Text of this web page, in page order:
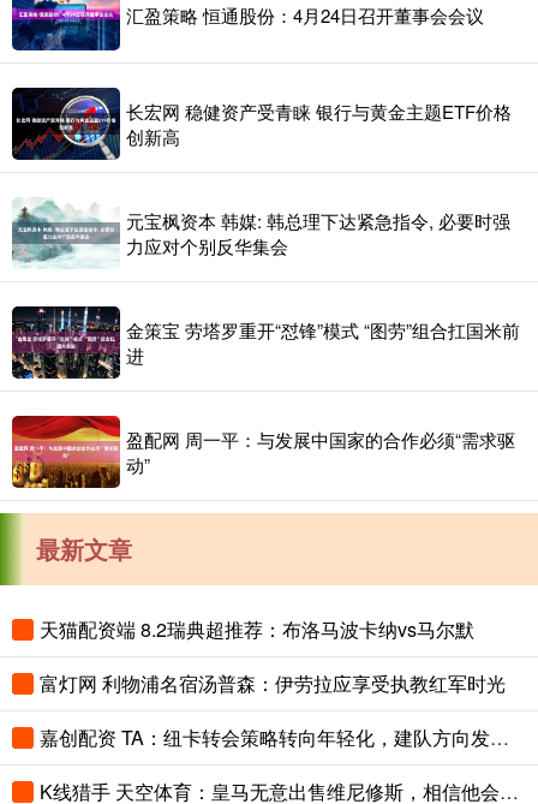
汇盈策略 恒通股份：4月24日召开董事会会议
长宏网 稳健资产受青睐 银行与黄金主题ETF价格
创新高
元宝枫资本 韩媒: 韩总理下达紧急指令, 必要时强
力应对个别反华集会
金策宝 劳塔罗重开“怼锋”模式 “图劳”组合扛国米前
进
盈配网 周一平：与发展中国家的合作必须“需求驱
动”
最新文章
天猫配资端 8.2瑞典超推荐：布洛马波卡纳vs马尔默
富灯网 利物浦名宿汤普森：伊劳拉应享受执教红军时光
嘉创配资 TA：纽卡转会策略转向年轻化，建队方向发生转变
K线猎手 天空体育：皇马无意出售维尼修斯，相信他会续约